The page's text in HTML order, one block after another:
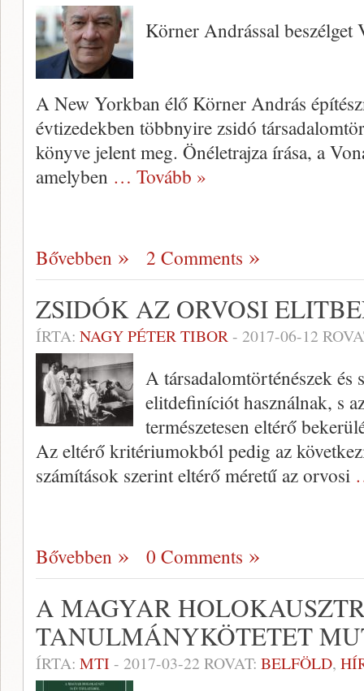
Körner Andrással beszélget
A New Yorkban élő Körner András
évtizedekben többnyire zsidó
könyve jelent meg. Önéletrajza írása, a
amelyben … Tovább »
Bővebben 2 Comments
ZSIDÓK AZ ORVOSI
ÍRTA: NAGY PÉTER TIBOR- 2017-06-12
A társadalomtörténészek
elitdefiníciót használnak, s
természetesen eltérő
Az eltérő kritériumokból pedig az
számítások szerint eltérő méretű az orvosi
Bővebben 0 Comments
A MAGYAR
TANULMÁNYKÖTETET
ÍRTA: MTI - 2017-03-22 ROVAT: BELFÖLD,